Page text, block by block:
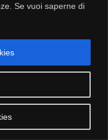
Se vuoi saperne di